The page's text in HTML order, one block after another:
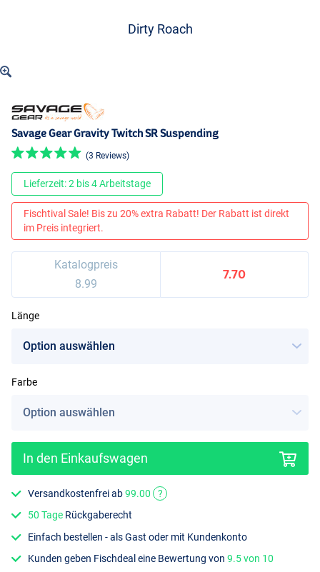
Dirty Roach
Savage Gear Gravity Twitch SR Suspending
(3 Reviews)
Lieferzeit: 2 bis 4 Arbeitstage
Fischtival Sale! Bis zu 20% extra Rabatt! Der Rabatt ist direkt
im Preis integriert.
Katalogpreis
8.99
7.70
Länge
Farbe
In den Einkaufswagen
Versandkostenfrei ab99.00
?
50 Tage Rückgaberecht
Einfach bestellen - als Gast oder mit Kundenkonto
Kunden geben Fischdeal eine Bewertung von9.5 von 10